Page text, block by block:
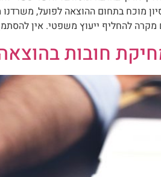
וניסיון מוכח בתחום ההוצאה לפועל,
מקרה להחליף ייעוץ משפטי. אין
חובות